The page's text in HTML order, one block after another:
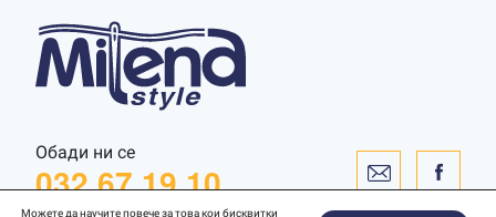
Обади ни се
032 67 19 10
Можете да научите повече за това кои бисквитки